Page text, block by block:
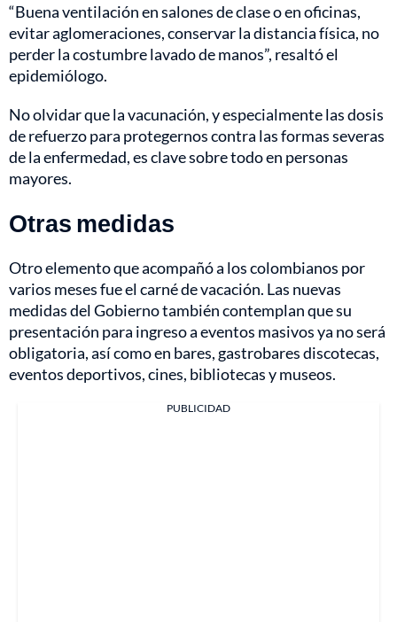
“Buena ventilación en salones de clase o en oficinas,
evitar aglomeraciones, conservar la distancia física, no
perder la costumbre lavado de manos”, resaltó el
epidemiólogo.
No olvidar que la vacunación, y especialmente las dosis
de refuerzo para protegernos contra las formas severas
de la enfermedad, es clave sobre todo en personas
mayores.
Otras medidas
Otro elemento que acompañó a los colombianos por
varios meses fue el carné de vacación. Las nuevas
medidas del Gobierno también contemplan que su
presentación para ingreso a eventos masivos ya no será
obligatoria, así como en bares, gastrobares discotecas,
eventos deportivos, cines, bibliotecas y museos.
PUBLICIDAD